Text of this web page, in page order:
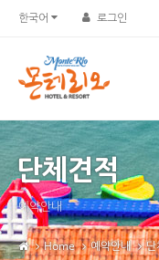
한국어 로그인
단체견적
예약안내
Home 예약안내 단